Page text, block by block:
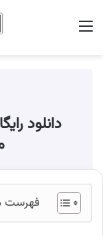
دانلود
فهرست